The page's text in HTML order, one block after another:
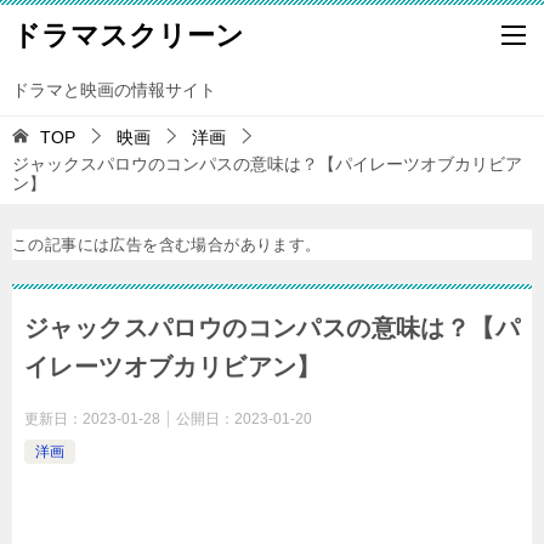
ドラマスクリーン
ドラマと映画の情報サイト
TOP 映画
洋画
ジャックスパロウのコンパスの意味は？【パイレーツオブカリビア
ン】
この記事には広告を含む場合があります。
ジャックスパロウのコンパスの意味は？【パ
イレーツオブカリビアン】
更新日： 2023-01-28 公開日： 2023-01-20
洋画